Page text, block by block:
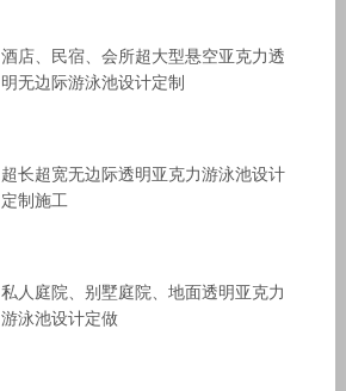
酒店、民宿、会所超大型悬空亚克力透
明无边际游泳池设计定制
超长超宽无边际透明亚克力游泳池设计
定制施工
私人庭院、别墅庭院、地面透明亚克力
游泳池设计定做